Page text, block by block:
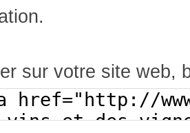
sur votre site web,